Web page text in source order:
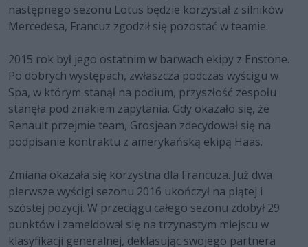
następnego sezonu Lotus będzie korzystał z silników
Mercedesa, Francuz zgodził się pozostać w teamie.
2015 rok był jego ostatnim w barwach ekipy z Enstone.
Po dobrych występach, zwłaszcza podczas wyścigu w
Spa, w którym stanął na podium, przyszłość zespołu
stanęła pod znakiem zapytania. Gdy okazało się, że
Renault przejmie team, Grosjean zdecydował się na
podpisanie kontraktu z amerykańską ekipą Haas.
Zmiana okazała się korzystna dla Francuza. Już dwa
pierwsze wyścigi sezonu 2016 ukończył na piątej i
szóstej pozycji. W przeciągu całego sezonu zdobył 29
punktów i zameldował się na trzynastym miejscu w
klasyfikacji generalnej, deklasując swojego partnera